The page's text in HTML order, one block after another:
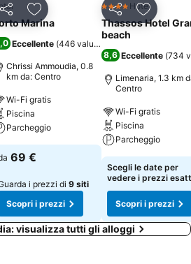
CondividiAggiungi ai preferiti
Marina
Eccellente (446 valutazioni
Chrissi Ammoudia, 0.8
km da: Centro
Wi-Fi gratis
Piscina
Parcheggio
69 €
i prezzi di 9 siti
Scopri i prezzi
Condividi
4 StelleHotel
Thassos Hotel
beach
8,6 Eccellente (734
Limenaria, 1.3 km
Centro
Wi-Fi gratis
Piscina
Parcheggio
Scegli le date per
vedere i prezzi
Scopri i prezzi
visualizza tutti gli alloggi